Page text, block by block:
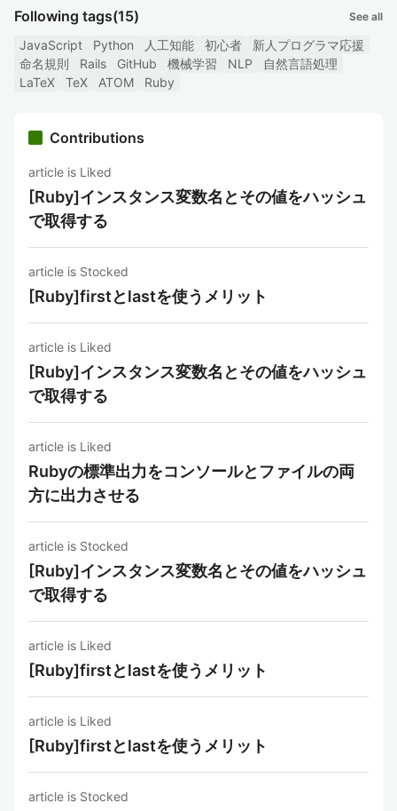
Following tags(15) See all
JavaScript Python 人工知能 初心者
新人プログラマ応援
命名規則
Rails GitHub 機械学習 NLP
自然言語処理
LaTeX
TeX ATOM Ruby
Contributions
article is Liked
[Ruby]インスタンス変数名とその値をハッシュ
で取得する
article is Stocked
[Ruby]firstとlastを使うメリット
article is Liked
[Ruby]インスタンス変数名とその値をハッシュ
で取得する
article is Liked
Rubyの標準出力をコンソールとファイルの両
方に出力させる
article is Stocked
[Ruby]インスタンス変数名とその値をハッシュ
で取得する
article is Liked
[Ruby]firstとlastを使うメリット
article is Liked
[Ruby]firstとlastを使うメリット
article is Stocked